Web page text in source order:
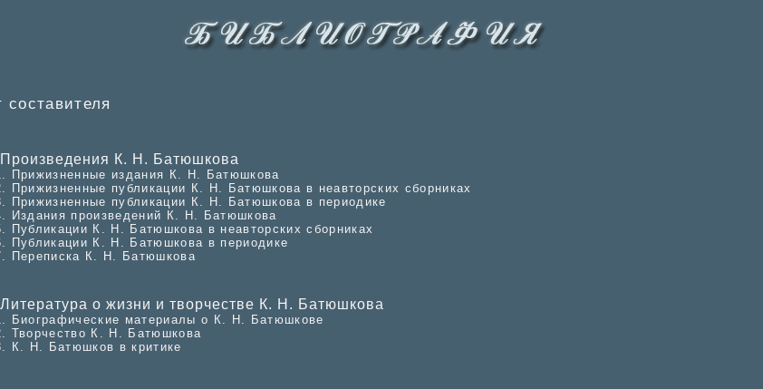
составителя
К. Н. Батюшкова
Прижизненные издания К. Н. Батюшкова
Прижизненные публикации К. Н. Батюшкова в неавторских сборниках
Прижизненные публикации К. Н. Батюшкова в периодике
Издания произведений К. Н. Батюшкова
Публикации К. Н. Батюшкова в неавторских сборниках
Публикации К. Н. Батюшкова в периодике
Переписка К. Н. Батюшкова
о жизни и творчестве К. Н. Батюшкова
Биографические материалы о К. Н. Батюшкове
Творчество К. Н. Батюшкова
К. Н. Батюшков в критике